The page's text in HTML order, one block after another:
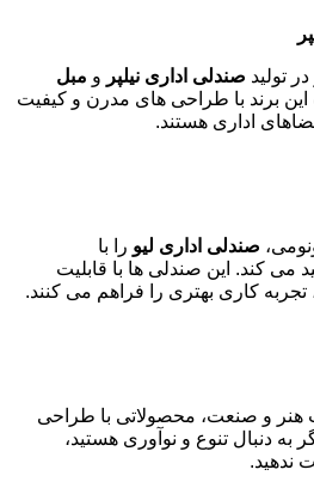
تولید صندلی اداری نیلپر و مبل
برند با طراحی های مدرن و کیفیت
اداری هستند.
صندلی اداری لیو را با
می کند. این صندلی ها با قابلیت
کاری بهتری را فراهم می کنند.
هنر و صنعت، محصولاتی با طراحی
به دنبال تنوع و نوآوری هستید،
ندهید.